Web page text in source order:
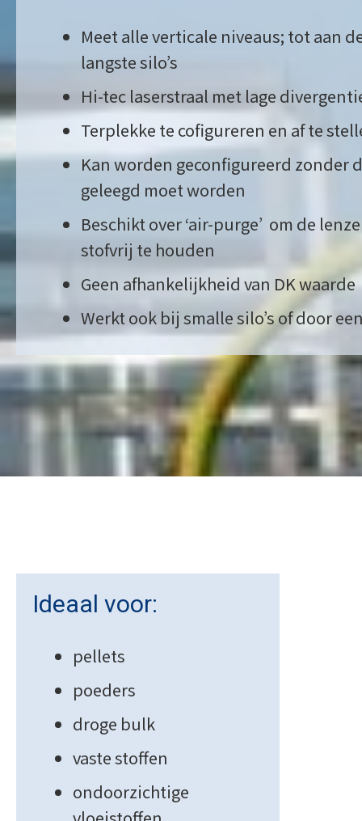
Meet alle verticale niveaus; tot aan
langste silo’s
Hi-tec laserstraal met lage
Terplekke te cofigureren en af te
Kan worden geconfigureerd zonder
geleegd moet worden
Beschikt over ‘air-purge’ om de
stofvrij te houden
Geen afhankelijkheid van DK waarde
Werkt ook bij smalle silo’s of door
Ideaal voor:
pellets
poeders
droge bulk
vaste stoffen
ondoorzichtige